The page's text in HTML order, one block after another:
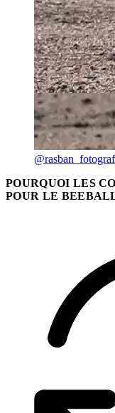
POURQUOI LES
POUR LE